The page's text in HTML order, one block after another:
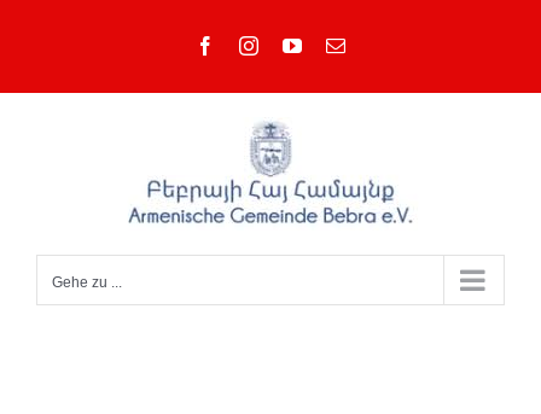
FacebookInstagramYouTube
E-
Gehe zu ...